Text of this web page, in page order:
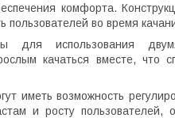
комфорта.
пользователей во время
для использования
качаться вместе, что
иметь возможность
и росту пользователей,